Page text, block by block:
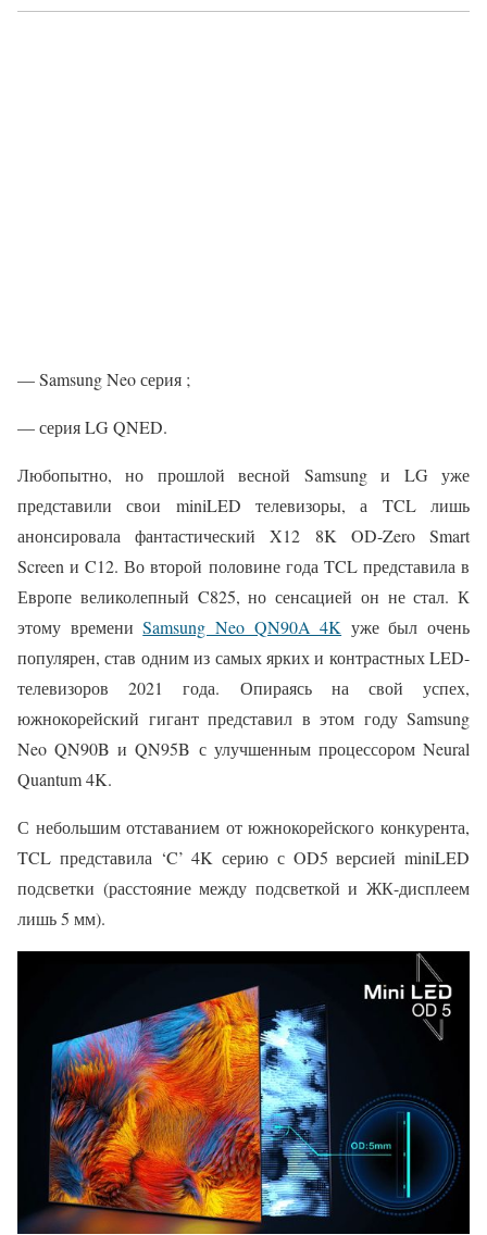
— Samsung Neo серия ;
— серия LG QNED.
Любопытно, но прошлой весной Samsung и LG уже
представили свои miniLED телевизоры, а TCL лишь
анонсировала фантастический X12 8K OD-Zero Smart
Screen и C12. Во второй половине года TCL представила в
Европе великолепный C825, но сенсацией он не стал. К
этому времениSamsung Neo QN90A 4K уже был очень
популярен, став одним из самых ярких и контрастных LED-
телевизоров 2021 года. Опираясь на свой успех,
южнокорейский гигант представил в этом году Samsung
Neo QN90B и QN95B с улучшенным процессором Neural
Quantum 4K.
С небольшим отставанием от южнокорейского конкурента,
TCL представила ‘C’ 4K серию с OD5 версией miniLED
подсветки (расстояние между подсветкой и ЖК-дисплеем
лишь 5 мм).